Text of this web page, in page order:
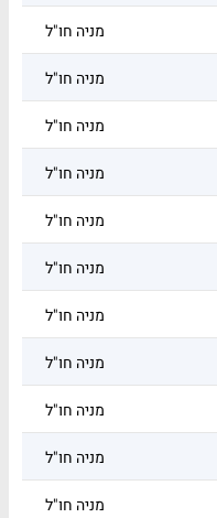
מניה חו"ל
מניה חו"ל
מניה חו"ל
מניה חו"ל
מניה חו"ל
מניה חו"ל
מניה חו"ל
מניה חו"ל
מניה חו"ל
מניה חו"ל
מניה חו"ל